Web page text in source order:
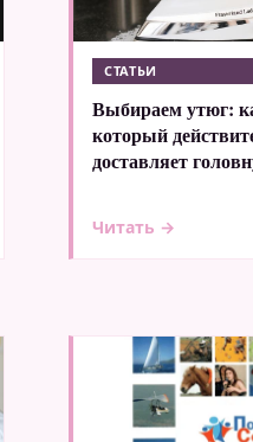
СТАТЬИ
Выбираем утюг:
который
доставляет
Читать →